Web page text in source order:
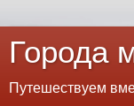
Города
Путешествуем